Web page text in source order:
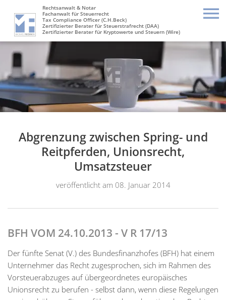
Rechtsanwalt & Notar
Fachanwalt für Steuerrecht
Tax Compliance Officer (C.H.Beck)
Zertifizierter Berater für Steuerstrafrecht (DAA)
Zertifizierter Berater für Kryptowerte und Steuern (Wire)
Abgrenzung zwischen Spring- und
Reitpferden, Unionsrecht,
Umsatzsteuer
veröffentlicht am 08. Januar 2014
BFH VOM 24.10.2013 - V R 17/13
Der fünfte Senat (V.) des Bundesfinanzhofes (BFH) hat einem
Unternehmer das Recht zugesprochen, sich im Rahmen des
Vorsteuerabzuges auf übergeordnetes europäisches
Unionsrecht zu berufen - selbst dann, wenn diese Regelungen